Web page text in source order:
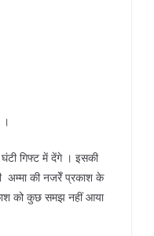
गिफ्ट में देंगे । इसकी
अम्मा की नजरेँ प्रकाश के
को कुछ समझ नहीं आया